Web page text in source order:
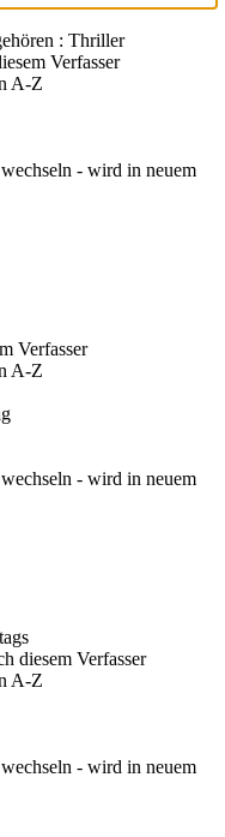
: Thriller
Verfasser
A-Z
- wird in neuem
Verfasser
A-Z
- wird in neuem
diesem Verfasser
A-Z
- wird in neuem